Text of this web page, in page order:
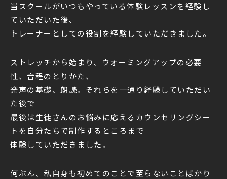
当スクールがいつもやっている体験レッスンを経験し
ていただいた後、
トレーナーとしての役割を経験していただきました。
ストレッチから始まり、ウォーミングアップの必要
性、音程のとりかた、
発声の基礎、朗読。それらを一通り経験していただい
た後で
最後は生徒さんのお悩みに応えるカウンセリングシー
トを自分たちで制作するところまで
体験していただきました。
何ぶん、私自身も初めてのことで至らないことばかり